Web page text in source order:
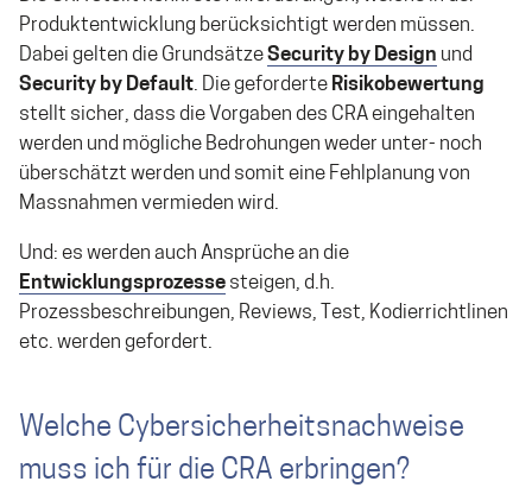
Produktentwicklung berücksichtigt werden müssen.
Dabei gelten die GrundsätzeSecurity by Design und
Security by Default. Die geforderte Risikobewertung
stellt sicher, dass die Vorgaben des CRA eingehalten
werden und mögliche Bedrohungen weder unter- noch
überschätzt werden und somit eine Fehlplanung von
Massnahmen vermieden wird.
Und: es werden auch Ansprüche an die
Entwicklungsprozesse steigen, d.h.
Prozessbeschreibungen, Reviews, Test, Kodierrichtlinen
etc. werden gefordert.
Welche Cybersicherheitsnachweise
muss ich für die CRA erbringen?